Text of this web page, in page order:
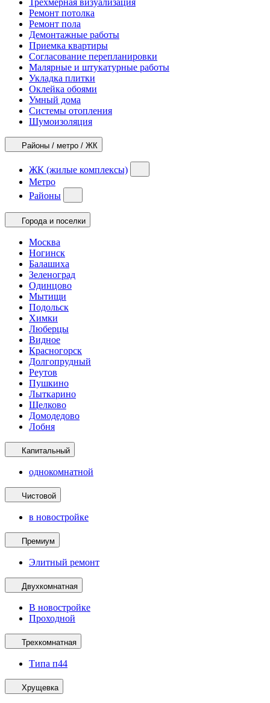
Трехмерная визуализация
Ремонт потолка
Ремонт пола
Демонтажные работы
Приемка квартиры
Согласование перепланировки
Малярные и штукатурные работы
Укладка плитки
Оклейка обоями
Умный дома
Системы отопления
Шумоизоляция
Районы / метро / ЖК
ЖК (жилые комплексы)
Метро
Районы
Города и поселки
Москва
Ногинск
Балашиха
Зеленоград
Одинцово
Мытищи
Подольск
Химки
Люберцы
Видное
Красногорск
Долгопрудный
Реутов
Пушкино
Лыткарино
Щелково
Домодедово
Лобня
Капитальный
однокомнатной
Чистовой
в новостройке
Премиум
Элитный ремонт
Двухкомнатная
В новостройке
Проходной
Трехкомнатная
Типа п44
Хрущевка